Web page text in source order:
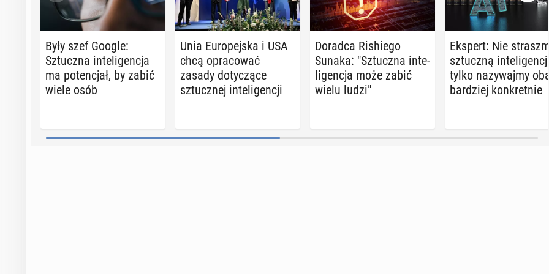
Były szef Google:
Sztucz­na in­te­li­gen­cja
ma po­ten­cjał, by zabić
wiele osób
Unia Eu­ro­pej­ska i USA
chcą opra­co­wać
zasady do­ty­czą­ce
sztucz­nej in­te­li­gen­cji
Doradca Ri­shie­go
Sunaka: "Sztucz­na in­te­
li­gen­cja może zabić
wielu ludzi"
Ekspert: Nie strasz­my
sztucz­ną in­te­li­gen­cją,
tylko na­zy­waj­my
bar­dziej kon­kret­nie